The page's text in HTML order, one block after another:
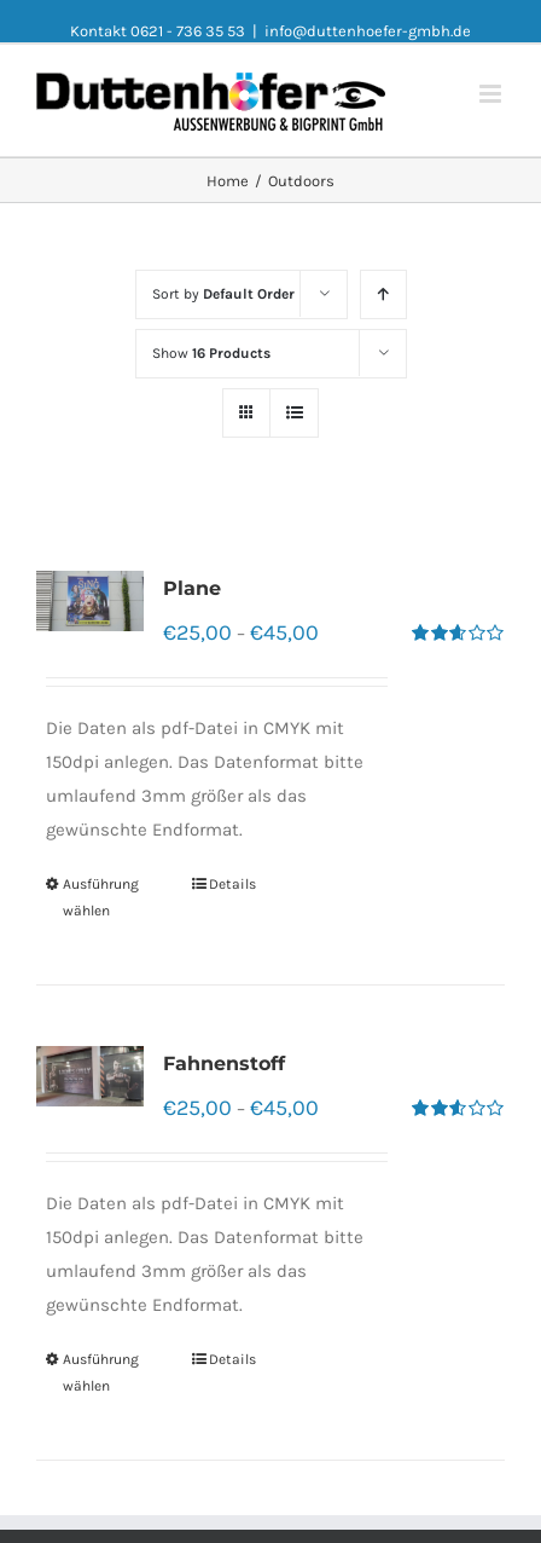
Kontakt 0621 - 736 35 53 | info@duttenhoefer-gmbh.de
Home / Outdoors
Sort by Default Order
Show 16 Products
Plane
€25,00 – €45,00
Die Daten als pdf-Datei in CMYK mit
150dpi anlegen. Das Datenformat bitte
umlaufend 3mm größer als das
gewünschte Endformat.
Ausführung
wählen
Details
Fahnenstoff
€25,00 – €45,00
Die Daten als pdf-Datei in CMYK mit
150dpi anlegen. Das Datenformat bitte
umlaufend 3mm größer als das
gewünschte Endformat.
Ausführung
wählen
Details